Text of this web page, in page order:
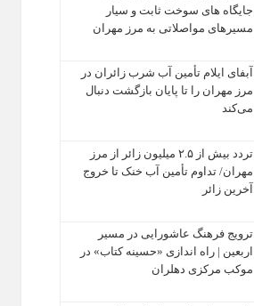
جایگاه‌ های سوخت ثابت و سیار
مسیرهای مواصلاتی به مرز مهران
آبفای ایلام تأمین آب شرب زائران در
مرز مهران را تا پایان بازگشت دنبال
می‌کند
تردد بیش از ۲.۵ میلیون زائر از مرز
مهران/ تداوم تأمین آب خنک تا خروج
آخرین زائر
ترویج فرهنگ عاشورایی در مسیر
اربعین | راه‌ اندازی «حسینه کتاب» در
موکب مرکزی دهلران